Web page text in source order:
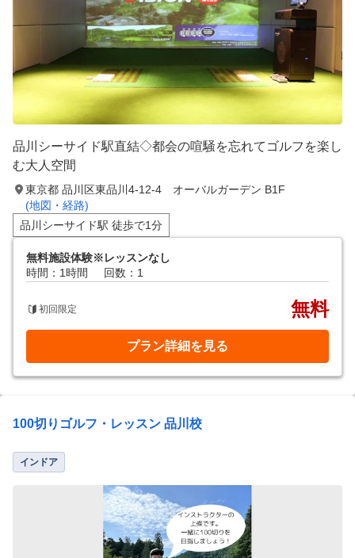
品川シーサイド駅直結◇都会の喧騒を忘れてゴルフを楽し
む大人空間
東京都 品川区東品川4-12-4 オーバルガーデン B1F
(地図・経路)
品川シーサイド駅 徒歩で1分
無料施設体験※レッスンなし
時間：1時間
回数：1
初回限定 無料
プラン詳細を見る
100切りゴルフ・レッスン 品川校
インドア